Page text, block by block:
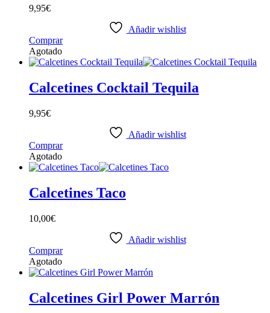
9,95€
Añadir wishlist
Comprar
Agotado
Calcetines Cocktail Tequila
9,95€
Añadir wishlist
Comprar
Agotado
Calcetines Taco
10,00€
Añadir wishlist
Comprar
Agotado
Calcetines Girl Power Marrón